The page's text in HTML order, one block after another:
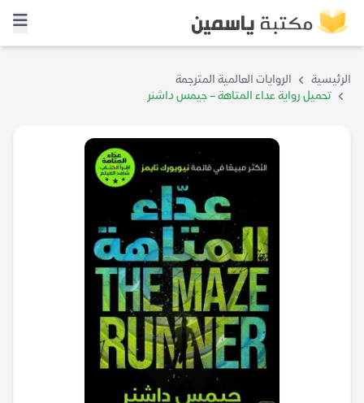
الرئيسية
الروايات العالمية المترجمة
تحميل رواية عداء المتاهة – جيمس داشنر